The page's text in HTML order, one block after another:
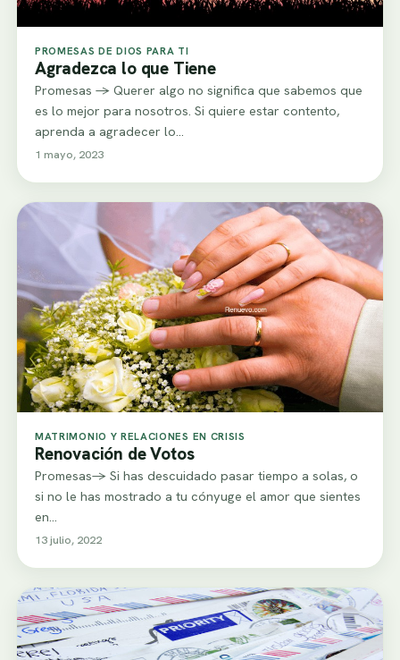
PROMESAS DE DIOS PARA TI
Agradezca lo que Tiene
Promesas -> Querer algo no significa que sabemos que
es lo mejor para nosotros. Si quiere estar contento,
aprenda a agradecer lo…
1 mayo, 2023
MATRIMONIO Y RELACIONES EN CRISIS
Renovación de Votos
Promesas-> Si has descuidado pasar tiempo a solas, o
si no le has mostrado a tu cónyuge el amor que sientes
en…
13 julio, 2022